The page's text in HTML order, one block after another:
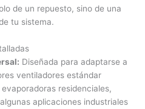
de un repuesto, sino de una
tu sistema.
Diseñada para adaptarse a
ventiladores estándar
residenciales,
aplicaciones industriales